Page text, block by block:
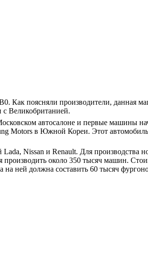
Как поясняли производители, данная
Великобританией.
автосалоне и первые машины
Motors в Южной Кореи. Этот
Nissan и Renault. Для производства
около 350 тысяч машин.
ней должна составить 60 тысяч